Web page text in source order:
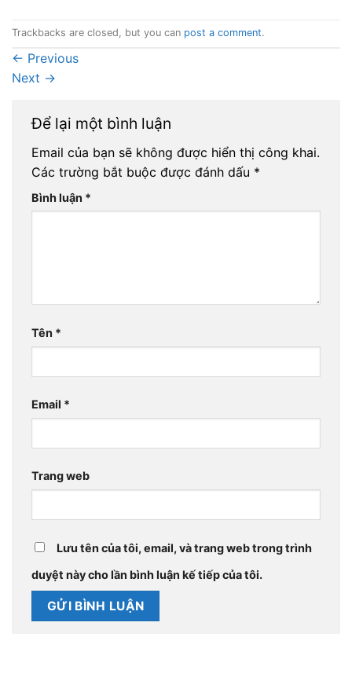
Trackbacks are closed, but you can post a comment.
← Previous
Next →
Để lại một bình luận
Email của bạn sẽ không được hiển thị công khai.
Các trường bắt buộc được đánh dấu *
Bình luận *
Tên *
Email *
Trang web
Lưu tên của tôi, email, và trang web trong trình
duyệt này cho lần bình luận kế tiếp của tôi.